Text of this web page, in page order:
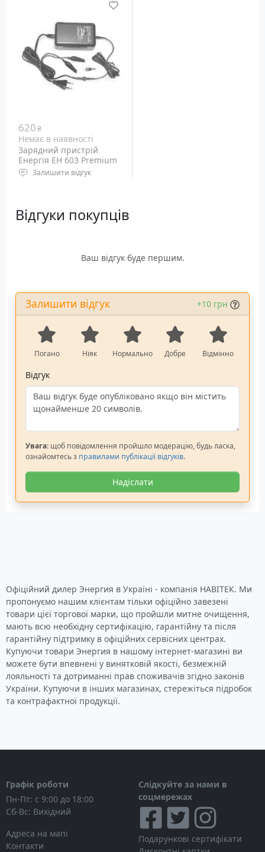
620₴
Немає в наявності
Зарядний пристрій
Енергія EH 603 Premium
Залишити відгук
12В та силою струму 1,2-
18 Ач
Відгуки покупців
Ваш відгук буде першим.
+10 грн
Залишити відгук
Відмінно
Добре
Нормально
Ніяк
Погано
Відгук
Увага: щоб повідомлення пройшло модерацію, будь ласка,
ознайомтесь з правилами публікації відгуків.
Надіслати
Офіційний дилер Энергия в Україні - компанія НАВІТЕК. Ми
пропонуємо нашим клієнтам тільки офіційно завезені
товари цієї торгової марки, що пройшли митне очищення,
мають всю необхідну сертифікацію, гарантійну та після
гарантійну підтримку в офіційних сервісних центрах.
Купуючи товари Энергия в нашому інтернет-магазині ви
можете бути впевнені у винятковій якості, безмежній
лояльності та дотриманні прав споживачів згідно законів
України. Купуючи в інших магазинах, стережіться підробок
та контрафактної продукції.
Графік роботи
Пн-Пт: с 9:00 до 18:00
Сб-Вс: Вихідний
Адреса на мапі
Контакти
Слідкуйте за нами в
соцмережах
Подарункові сертифікати